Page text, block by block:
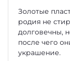
Золотые
родия не
долговечны,
после чего
украшение.